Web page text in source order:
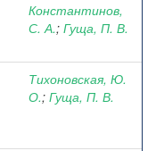
Константинов,
С. А.; Гуща, П. В.
Тихоновская, Ю.
О.; Гуща, П. В.